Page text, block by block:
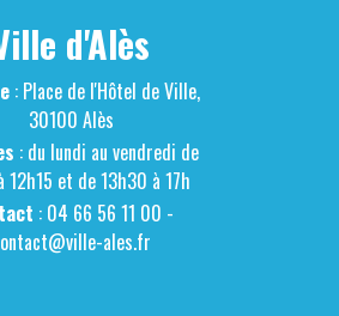
d'Alès
: Place de l'Hôtel de Ville,
30100 Alès
: du lundi au vendredi de
12h15 et de 13h30 à 17h
: 04 66 56 11 00 -
ales.fr